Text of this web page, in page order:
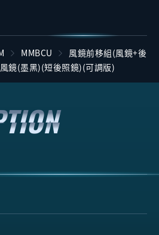
MMBCU
風鏡前移組(風鏡+後
鏡(墨黑)(短後照鏡)(可調版)